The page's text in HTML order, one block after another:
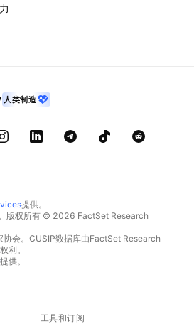
人类制造
提供。
版权所有 © 2026 FactSet Research
会。CUSIP数据库由FactSet Research
利。
提供。
工具和订阅